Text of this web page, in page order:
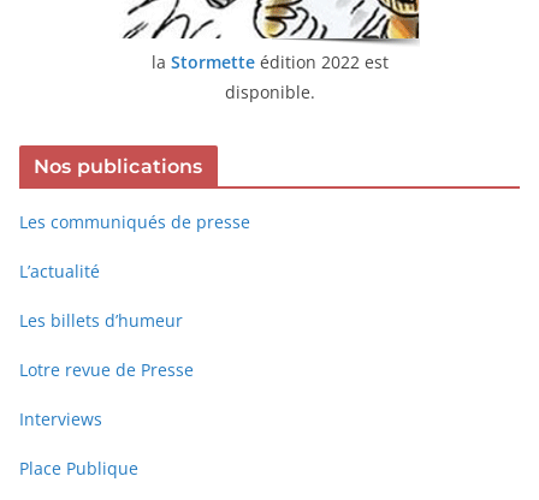
la Stormetteédition 2022 est
disponible.
Nos publications
Les communiqués de presse
L’actualité
Les billets d’humeur
Lotre revue de Presse
Interviews
Place Publique